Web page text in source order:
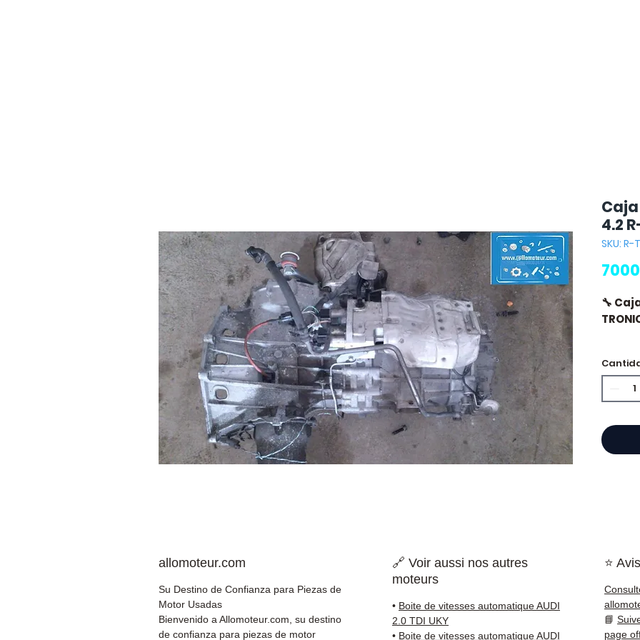
4.2
SKU: R-
🔧
⭐
cajas
✅
✅
✅
allomoteur.com
Su Destino de Confianza para Piezas de
Motor Usadas
Bienvenido a Allomoteur.com, su destino
de confianza para piezas de motor
🔗 Voir aussi nos autres
moteurs
• Boite de vitesses automatique AUDI
2.0 TDI UKY
• Boite de vitesses automatique AUDI
⭐
📘
page